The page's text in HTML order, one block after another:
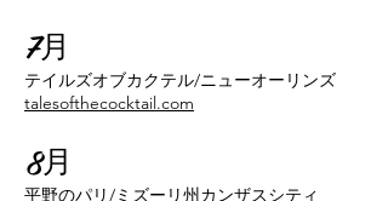
7月
テイルズオブカクテル/ニューオーリンズ
talesofthecocktail.com
8月
平野のパリ/ミズーリ州カンザスシティ